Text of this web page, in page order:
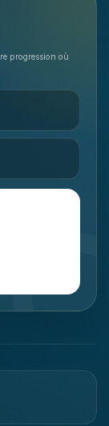
progression où